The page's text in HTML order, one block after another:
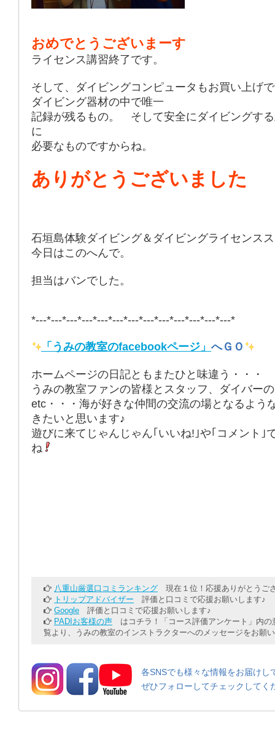
おめでとうございまーす
ライセンス講習終了です。
そして、ダイビングコンピュータもお買い上げ
ダイビング器材の中で唯一
記録が残るもの。 そして安全にダイビングす
に
必要なものですからね。
ありがとうございました
石垣島体験ダイビング＆ダイビングライセンス
今日はこのへんで。
担当はバンでした。
*---*---*---*---*---*---*---*---*---*---*---*---*---*
「うみの教室のfacebookページ」 へＧＯ
ホームページの日記ともまたひと味違う・・・
うみの教室ファンの皆様とスタッフ、ダイバー
etc・・・海が好きな仲間の交流の場となるよう
きたいと思います♪
遊びに来てじゃんじゃん｢いいね!｣や｢コメント｣
ね
八重山厳選口コミランキング 現在１位！応援ありがとうご
トリップアドバイザー 評価と口コミで応援お願いします♪
Google 評価と口コミで応援お願いします♪
PADIお客様の声 はコチラ！「コース評価アンケート」内の
覧より、うみの教室のインストラクターへのメッセージをお願
各SNSでも様々な情報をお届けし
ぜひフォローしてチェックしてく